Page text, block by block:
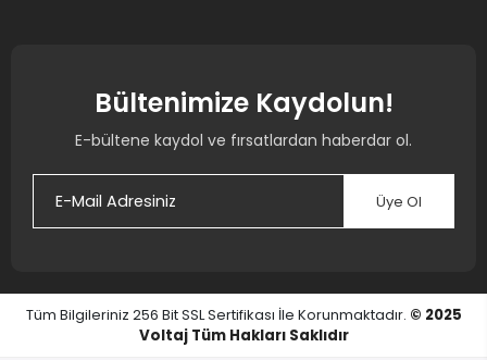
Bültenimize Kaydolun!
E-bültene kaydol ve fırsatlardan haberdar ol.
Üye Ol
Tüm Bilgileriniz 256 Bit SSL Sertifikası İle Korunmaktadır. © 2025
Voltaj Tüm Hakları Saklıdır